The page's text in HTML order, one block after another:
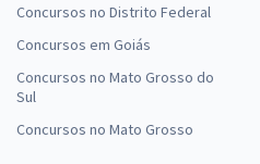
Concursos no Distrito Federal
Concursos em Goiás
Concursos no Mato Grosso do
Sul
Concursos no Mato Grosso